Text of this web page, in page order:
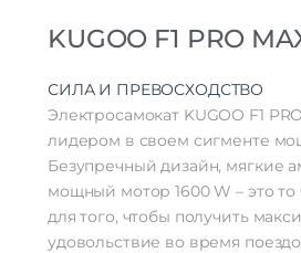
KUGOO F1 PRO
СИЛА И ПРЕВОСХОДСТВО
Электросамокат KUGOO F1
лидером в своем сигменте
Безупречный дизайн, мягкие
мощный мотор 1600 W – это то
для того, чтобы получить
удовольствие во время